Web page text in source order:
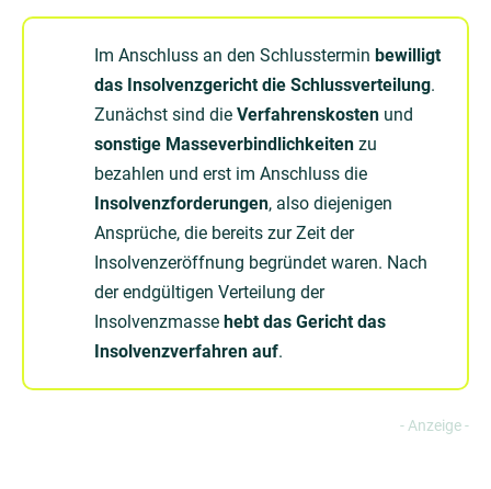
Im Anschluss an den Schlusstermin bewilligt
das Insolvenzgericht die Schlussverteilung.
Zunächst sind die Verfahrenskosten und
sonstige Masseverbindlichkeiten zu
bezahlen und erst im Anschluss die
Insolvenzforderungen, also diejenigen
Ansprüche, die bereits zur Zeit der
Insolvenzeröffnung begründet waren. Nach
der endgültigen Verteilung der
Insolvenzmasse hebt das Gericht das
Insolvenzverfahren auf.